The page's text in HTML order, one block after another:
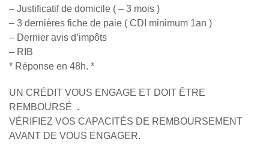
– Justificatif de domicile ( – 3 mois )
– 3 dernières fiche de paie ( CDI minimum 1an )
– Dernier avis d’impôts
– RIB
* Réponse en 48h. *
UN CRÉDIT VOUS ENGAGE ET DOIT ÊTRE
REMBOURSÉ .
VÉRIFIEZ VOS CAPACITÉS DE REMBOURSEMENT
AVANT DE VOUS ENGAGER.